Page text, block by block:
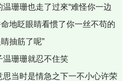
珊珊也走了过來“难怪你一边
地眨眼睛看惯了你一丝不苟的
抽筋了呢”
珊珊就忍不住笑
当时是情急之下一不小心许荣